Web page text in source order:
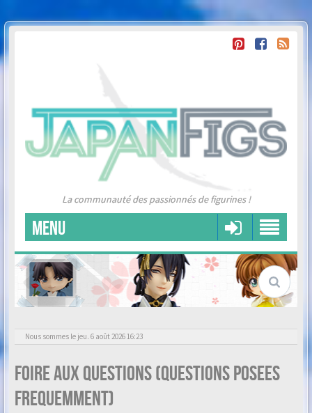
La communauté des passionnés de figurines !
MENU
Nous sommes le jeu. 6 août 2026 16:23
Foire aux questions (Questions posees
frequemment)